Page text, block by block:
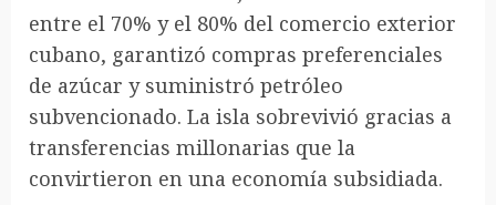
entre el 70% y el 80% del comercio exterior
cubano, garantizó compras preferenciales
de azúcar y suministró petróleo
subvencionado. La isla sobrevivió gracias a
transferencias millonarias que la
convirtieron en una economía subsidiada.